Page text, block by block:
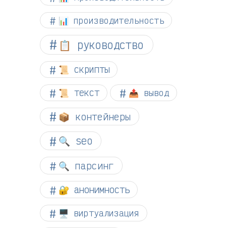
📊 производительность
📋 руководство
📜 скрипты
📜 текст 📤 вывод
📦 контейнеры
🔍 seo
🔍 парсинг
🔐 анонимность
🖥️ виртуализация